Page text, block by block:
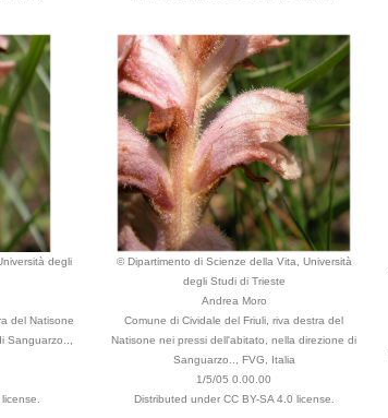
degli
del Natisone
Sanguarzo..,
© Dipartimento di Scienze della Vita, Università
degli Studi di Trieste
Andrea Moro
Comune di Cividale del Friuli, riva destra del
Natisone nei pressi dell'abitato, nella direzione di
Sanguarzo.., FVG, Italia
1/5/05 0.00.00
Distributed under CC BY-SA 4.0 license.